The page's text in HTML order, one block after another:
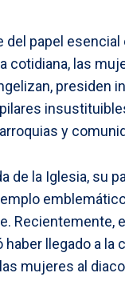
papel esencial
cotidiana, las
presiden
y
de la Iglesia, su
Recientemente,
llegado a la
mujeres al